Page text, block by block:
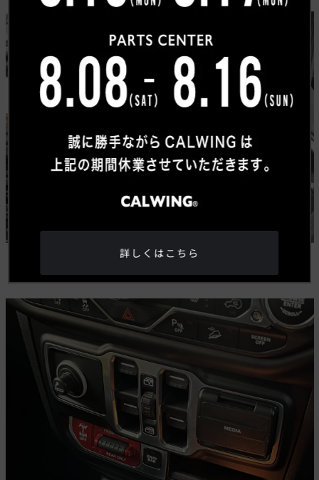
レッドステッチがアクセントのレザーステアリング。
詳しくはこちら